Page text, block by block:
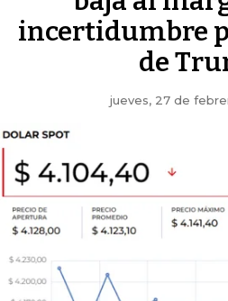
incertidumbre
de
jueves, 27 de